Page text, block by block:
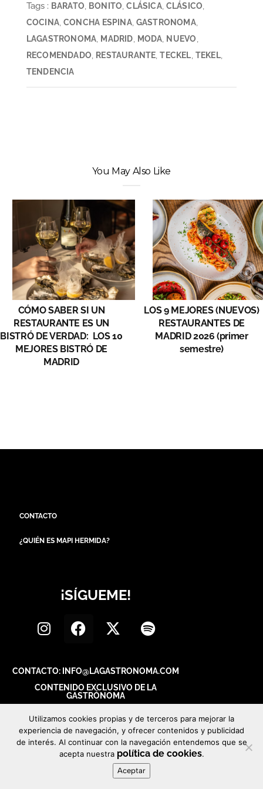
Tags : BARATO, BONITO,CLÁSICA, CLÁSICO,
COCINA,CONCHA ESPINA, GASTRONOMA,
LAGASTRONOMA, MADRID, MODA, NUEVO,
RECOMENDADO, RESTAURANTE,TECKEL, TEKEL,
TENDENCIA
You May Also Like
CÓMO SABER SI UN
RESTAURANTE ES UN
BISTRÓ DE VERDAD: LOS 10
MEJORES BISTRÓ DE
MADRID
LOS 9 MEJORES (NUEVOS)
RESTAURANTES DE
MADRID 2026 (primer
semestre)
CONTACTO
¿QUIÉN ES MAPI HERMIDA?
¡SÍGUEME!
CONTACTO: INFO@LAGASTRONOMA.COM
CONTENIDO EXCLUSIVO DE LA
GASTRÓNOMA
Utilizamos cookies propias y de terceros para mejorar la
experiencia de navegación, y ofrecer contenidos y publicidad
de interés. Al continuar con la navegación entendemos que se
acepta nuestra política de cookies.
Aceptar